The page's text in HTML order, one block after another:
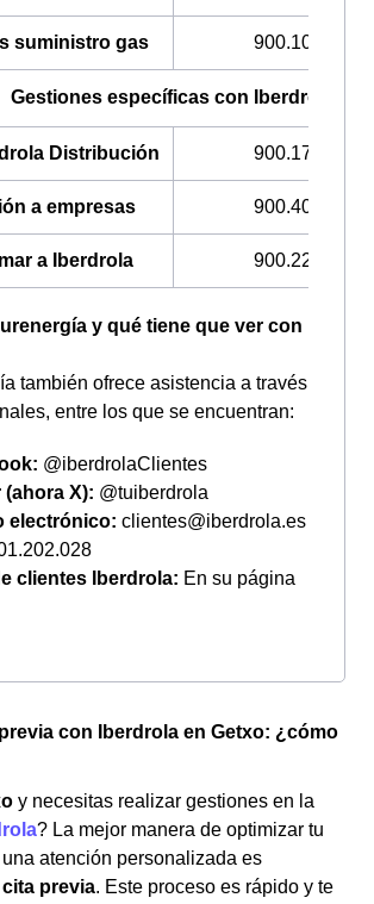
suministro gas 900.100.309
Gestiones específicas con Iberdrola
Distribución 900.171.171
a empresas 900.400.408
a Iberdrola 900.225.235
y qué tiene que ver con
también ofrece asistencia a través
entre los que se encuentran:
@iberdrolaClientes
(ahora X): @tuiberdrola
electrónico: clientes@iberdrola.es
clientes Iberdrola: En su página
con Iberdrola en Getxo: ¿cómo
y necesitas realizar gestiones en la
? La mejor manera de optimizar tu
atención personalizada es
cita previa. Este proceso es rápido y te